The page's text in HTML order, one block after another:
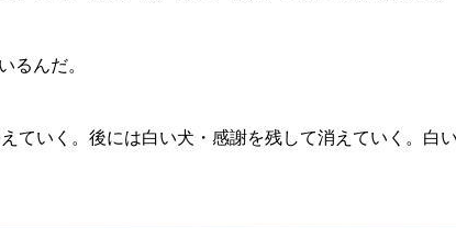
るんだ。
ていく。後には白い犬・感謝を残して消えていく。白